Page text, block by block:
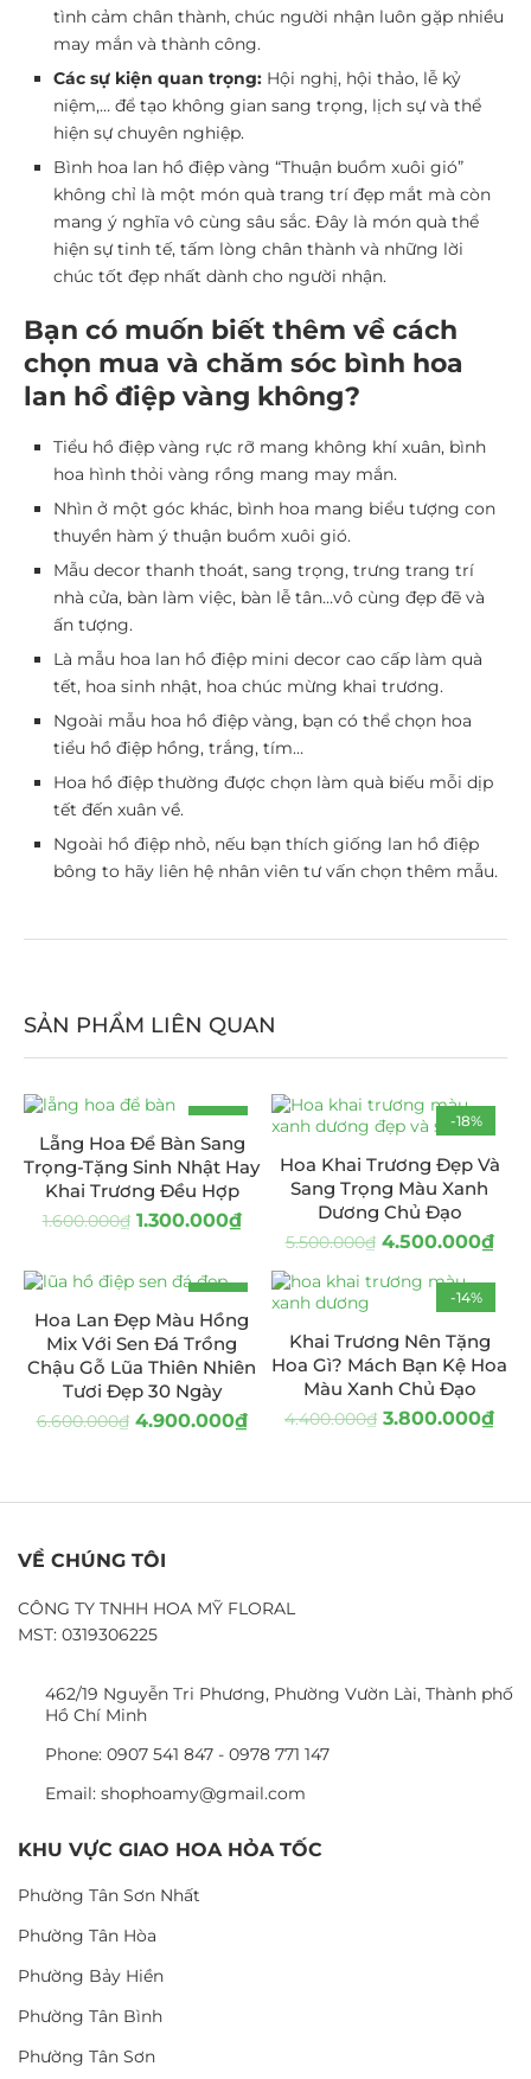
tình cảm chân thành, chúc người nhận luôn gặp nhiều
may mắn và thành công.
Các sự kiện quan trọng: Hội nghị, hội thảo, lễ kỷ
niệm,… để tạo không gian sang trọng, lịch sự và thể
hiện sự chuyên nghiệp.
Bình hoa lan hồ điệp vàng “Thuận buồm xuôi gió”
không chỉ là một món quà trang trí đẹp mắt mà còn
mang ý nghĩa vô cùng sâu sắc. Đây là món quà thể
hiện sự tinh tế, tấm lòng chân thành và những lời
chúc tốt đẹp nhất dành cho người nhận.
Bạn có muốn biết thêm về cách
chọn mua và chăm sóc bình hoa
lan hồ điệp vàng không?
Tiểu hồ điệp vàng rực rỡ mang không khí xuân, bình
hoa hình thỏi vàng rồng mang may mắn.
Nhìn ở một góc khác, bình hoa mang biểu tượng con
thuyền hàm ý thuận buồm xuôi gió.
Mẫu decor thanh thoát, sang trọng, trưng trang trí
nhà cửa, bàn làm việc, bàn lễ tân…vô cùng đẹp đẽ và
ấn tượng.
Là mẫu hoa lan hồ điệp mini decor cao cấp làm quà
tết, hoa sinh nhật, hoa chúc mừng khai trương.
Ngoài mẫu hoa hồ điệp vàng, bạn có thể chọn hoa
tiểu hồ điệp hồng, trắng, tím…
Hoa hồ điệp thường được chọn làm quà biếu mỗi dịp
tết đến xuân về.
Ngoài hồ điệp nhỏ, nếu bạn thích giống lan hồ điệp
bông to hãy liên hệ nhân viên tư vấn chọn thêm mẫu.
SẢN PHẨM LIÊN QUAN
-19%
Lẵng Hoa Để Bàn Sang
Trọng-Tặng Sinh Nhật Hay
Khai Trương Đều Hợp
1.600.000₫ 1.300.000₫
-18%
Hoa Khai Trương Đẹp Và
Sang Trọng Màu Xanh
Dương Chủ Đạo
5.500.000₫ 4.500.000₫
-26%
Hoa Lan Đẹp Màu Hồng
Mix Với Sen Đá Trồng
Chậu Gỗ Lũa Thiên Nhiên
Tươi Đẹp 30 Ngày
6.600.000₫ 4.900.000₫
-14%
Khai Trương Nên Tặng
Hoa Gì? Mách Bạn Kệ Hoa
Màu Xanh Chủ Đạo
4.400.000₫ 3.800.000₫
VỀ CHÚNG TÔI
CÔNG TY TNHH HOA MỸ FLORAL
MST: 0319306225
462/19 Nguyễn Tri Phương, Phường Vườn Lài, Thành phố
Hồ Chí Minh
Phone: 0907 541 847 - 0978 771 147
Email: shophoamy@gmail.com
KHU VỰC GIAO HOA HỎA TỐC
Phường Tân Sơn Nhất
Phường Tân Hòa
Phường Bảy Hiền
Phường Tân Bình
Phường Tân Sơn